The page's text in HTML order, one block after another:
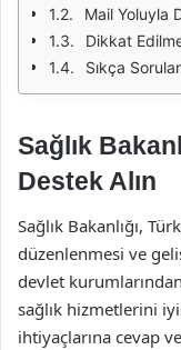
Mail Yoluyla
Dikkat
Sıkça
Sağlık
Destek Alın
Sağlık Bakanlığı,
düzenlenmesi ve
devlet
sağlık hizmetlerini
ihtiyaçlarına cevap